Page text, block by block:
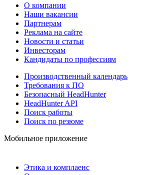
О компании
Наши вакансии
Партнерам
Реклама на сайте
Новости и статьи
Инвесторам
Кандидаты по профессиям
Производственный календарь
Требования к ПО
Безопасный HeadHunter
HeadHunter API
Поиск работы
Поиск по резюме
Мобильное приложение
Этика и комплаенс